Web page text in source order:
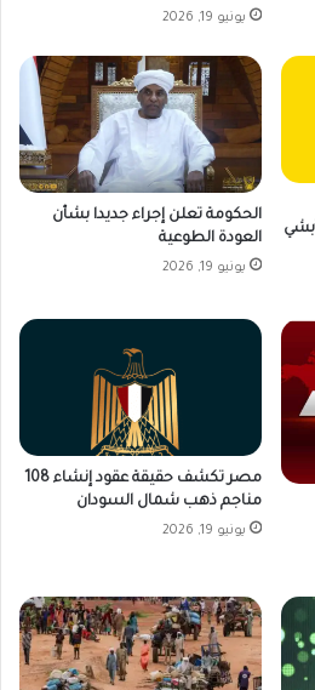
يونيو 19, 2026
الحكومة تعلن إجراء جديدا بشأن
العودة الطوعية
يونيو 19, 2026
مصر تكشف حقيقة عقود إنشاء 108
مناجم ذهب شمال السودان
يونيو 19, 2026